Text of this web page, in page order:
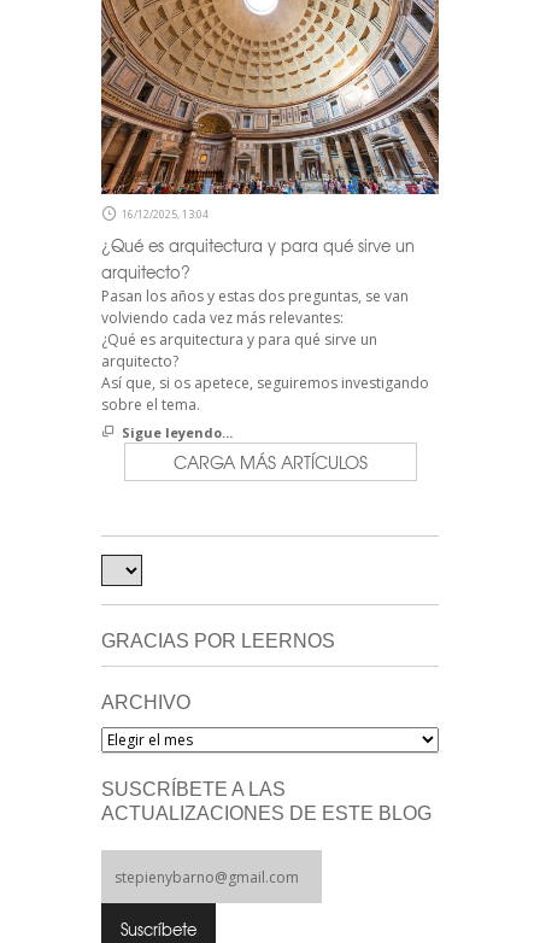
16/12/2025, 13:04
¿Qué es arquitectura y para qué sirve un
arquitecto?
Pasan los años y estas dos preguntas, se van
volviendo cada vez más relevantes:
¿Qué es arquitectura y para qué sirve un
arquitecto?
Así que, si os apetece, seguiremos investigando
sobre el tema.
Sigue leyendo...
CARGA MÁS ARTÍCULOS
GRACIAS POR LEERNOS
ARCHIVO
Archivo
SUSCRÍBETE A LAS
ACTUALIZACIONES DE ESTE BLOG